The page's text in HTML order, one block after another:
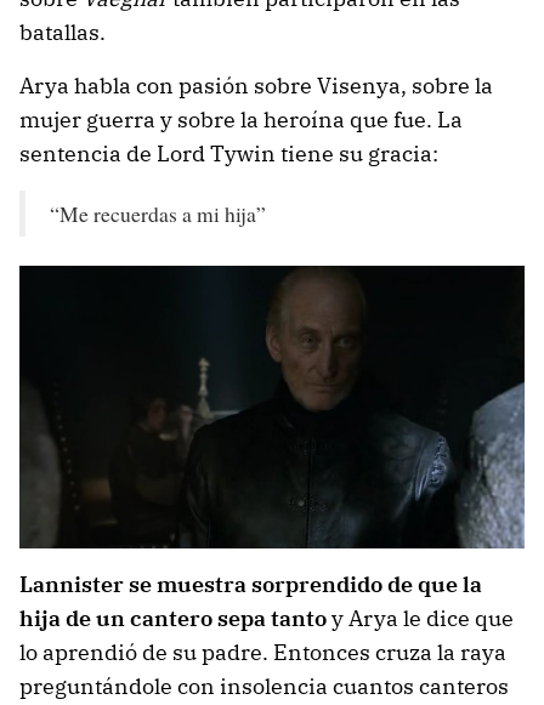
batallas.
Arya habla con pasión sobre Visenya, sobre la
mujer guerra y sobre la heroína que fue. La
sentencia de Lord Tywin tiene su gracia:
“Me recuerdas a mi hija”
Lannister se muestra sorprendido de que la
hija de un cantero sepa tantoy Arya le dice que
lo aprendió de su padre. Entonces cruza la raya
preguntándole con insolencia cuantos canteros